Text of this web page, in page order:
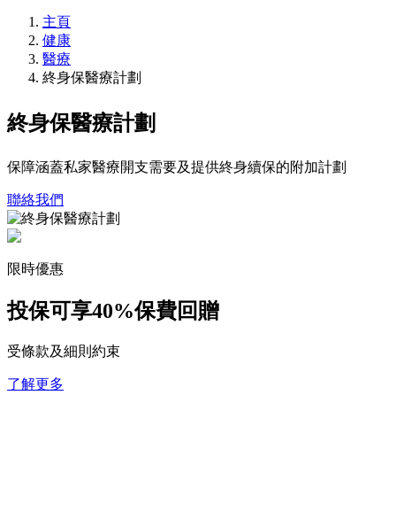
主頁
健康
醫療
終身保醫療計劃
終身保醫療計劃
保障涵蓋私家醫療開支需要及提供終身續保的附加計劃
聯絡我們
限時優惠
投保可享40%保費回贈
受條款及細則約束
了解更多